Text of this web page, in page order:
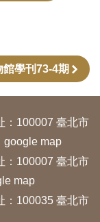
館學刊73-4期
：100007 臺北市
google map
：100007 臺北市
map
：100035 臺北市